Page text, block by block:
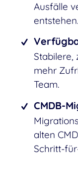
Ausfälle
entstehen.
Stabilere,
mehr
Team.
CMDB-
alten
Schritt-